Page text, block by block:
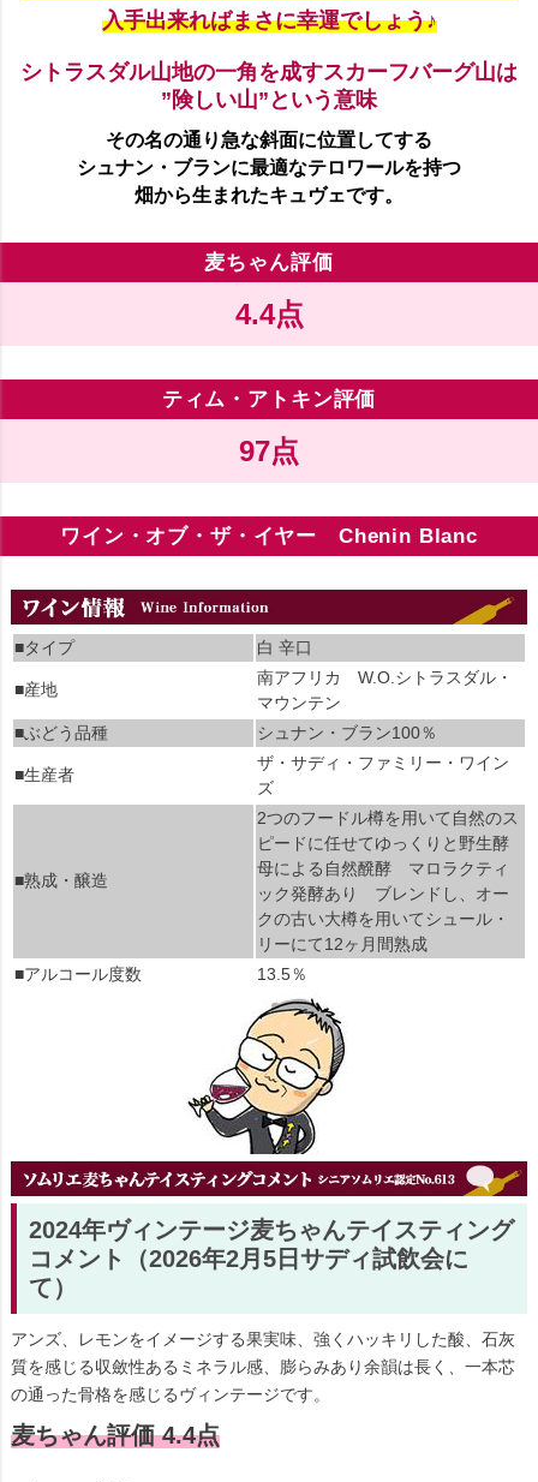
入手出来ればまさに幸運でしょう♪
シトラスダル山地の一角を成すスカーフバーグ山は
”険しい山”という意味
その名の通り急な斜面に位置してする
シュナン・ブランに最適なテロワールを持つ
畑から生まれたキュヴェです。
麦ちゃん評価
4.4点
ティム・アトキン評価
97点
ワイン・オブ・ザ・イヤー Chenin Blanc
■タイプ 白 辛口
■産地
南アフリカ W.O.シトラスダル・
マウンテン
■ぶどう品種
シュナン・ブラン100％
■生産者
ザ・サディ・ファミリー・ワイン
ズ
■熟成・醸造
2つのフードル樽を用いて自然のス
ピードに任せてゆっくりと野生酵
母による自然醗酵 マロラクティ
ック発酵あり ブレンドし、オー
クの古い大樽を用いてシュール・
リーにて12ヶ月間熟成
■アルコール度数
13.5％
2024年ヴィンテージ麦ちゃんテイスティング
コメント（2026年2月5日サディ試飲会に
て）
アンズ、レモンをイメージする果実味、強くハッキリした酸、石灰
質を感じる収斂性あるミネラル感、膨らみあり余韻は長く、一本芯
の通った骨格を感じるヴィンテージです。
麦ちゃん評価 4.4点